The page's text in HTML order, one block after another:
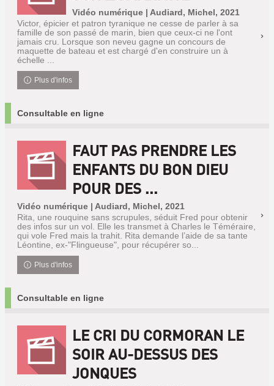
Vidéo numérique | Audiard, Michel, 2021
Victor, épicier et patron tyranique ne cesse de parler à sa
famille de son passé de marin, bien que ceux-ci ne l'ont
jamais cru. Lorsque son neveu gagne un concours de
maquette de bateau et est chargé d'en construire un à
échelle ...
Plus d'infos
Consultable en ligne
FAUT PAS PRENDRE LES
ENFANTS DU BON DIEU
POUR DES ...
Vidéo numérique | Audiard, Michel, 2021
Rita, une rouquine sans scrupules, séduit Fred pour obtenir
des infos sur un vol. Elle les transmet à Charles le Téméraire,
qui vole Fred mais la trahit. Rita demande l’aide de sa tante
Léontine, ex-"Flingueuse", pour récupérer so...
Plus d'infos
Consultable en ligne
LE CRI DU CORMORAN LE
SOIR AU-DESSUS DES
JONQUES